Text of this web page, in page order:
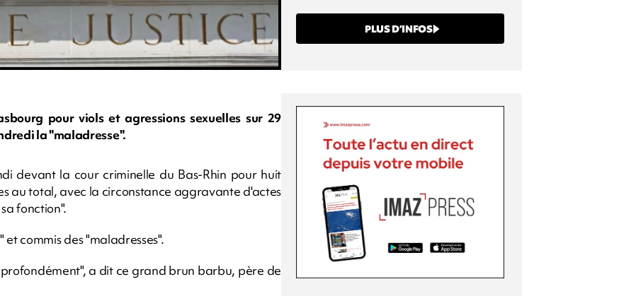
pour viols et agressions sexuelles sur 29
la "maladresse".
devant la cour criminelle du Bas-Rhin pour huit
au total, avec la circonstance aggravante d'actes
fonction".
commis des "maladresses".
a dit ce grand brun barbu, père de
PLUS D’INFOS